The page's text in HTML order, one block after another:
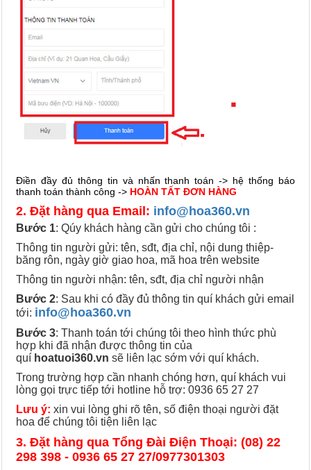
Điền đầy đủ thông tin và nhấn thanh toán -> hệ thống báo
thanh toán thành công -> HOÀN TẤT ĐƠN HÀNG
2. Đặt hàng qua Email: info@hoa360.vn
Bước 1: Qúy khách hàng cần gửi cho chúng tôi :
Thông tin người gửi: tên, sđt, địa chỉ, nội dung thiệp-
băng rôn, ngày giờ giao hoa, mã hoa trên website
Thông tin người nhận: tên, sđt, địa chỉ người nhận
Bước 2: Sau khi có đầy đủ thông tin quí khách gửi email
tới: info@hoa360.vn
Bước 3: Thanh toán tới chúng tôi theo hình thức phù
hợp khi đã nhận được thông tin của
quí hoatuoi360.vn sẽ liên lạc sớm với quí khách.
Trong trường hợp cần nhanh chóng hơn, quí khách vui
lòng gọi trực tiếp tới hotline hỗ trợ: 0936 65 27 27
Lưu ý: xin vui lòng ghi rõ tên, số điện thoại người đặt
hoa để chúng tôi tiện liên lạc
3. Đặt hàng qua Tổng Đài Điện Thoại: (08) 22
298 398 - 0936 65 27 27/0977301303